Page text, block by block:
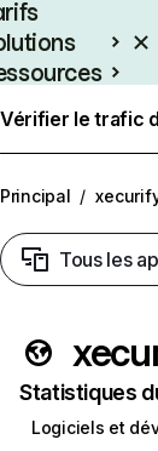
Vérifier le trafic
Principal /
Tous les
Statistiques
Logiciels et